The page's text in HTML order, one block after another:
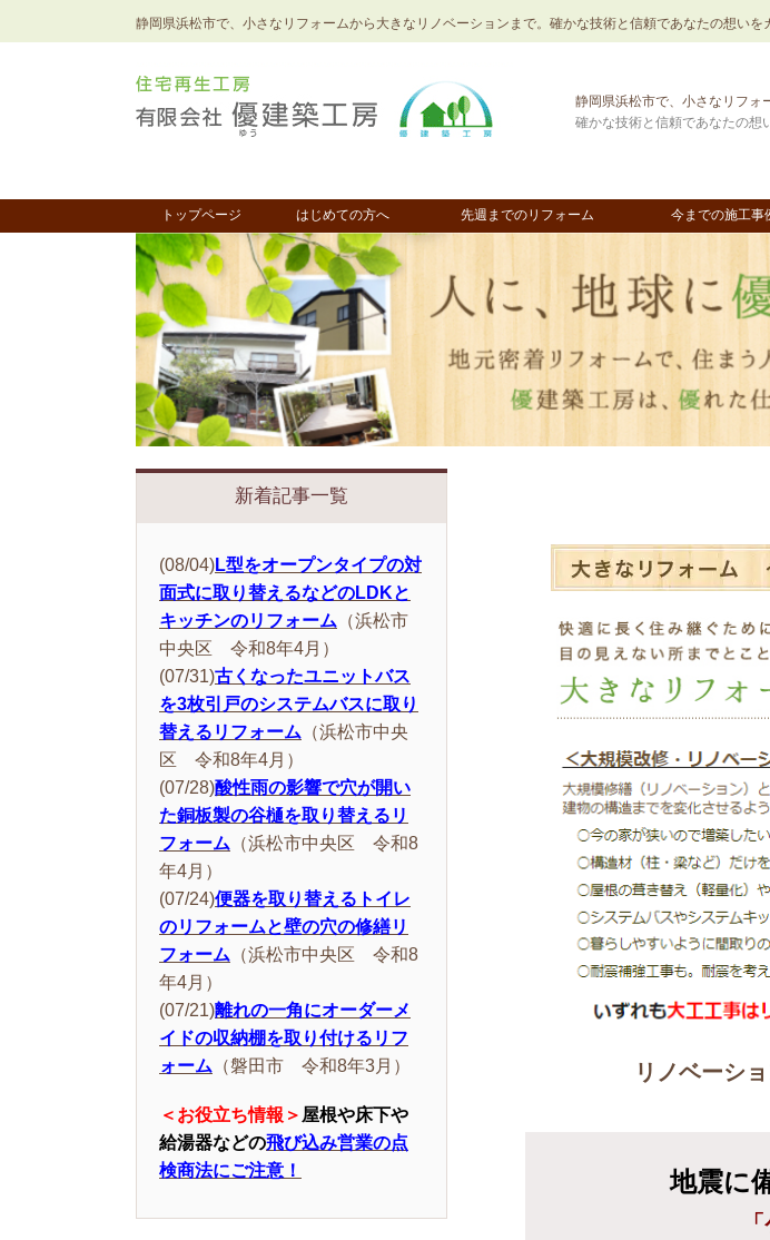
静岡県浜松市で、小さなリフォームから大きなリノベーションまで。確かな技術と信頼であなたの想いを
静岡県浜松市で、小さなリフォ
確かな技術と信頼であなたの想
トップページ はじめての方へ 先週までのリフォーム 今までの施工事
リノベーシ
地震に
新着記事一覧
(08/04)L型をオープンタイプの対
面式に取り替えるなどのLDKと
キッチンのリフォーム （浜松市
中央区 令和8年4月）
(07/31)古くなったユニットバス
を3枚引戸のシステムバスに取り
替えるリフォーム （浜松市中央
区 令和8年4月）
(07/28)酸性雨の影響で穴が開い
た銅板製の谷樋を取り替えるリ
フォーム （浜松市中央区 令和8
年4月）
(07/24)便器を取り替えるトイレ
のリフォームと壁の穴の修繕リ
フォーム （浜松市中央区 令和8
年4月）
(07/21)離れの一角にオーダーメ
イドの収納棚を取り付けるリフ
ォーム （磐田市 令和8年3月）
＜お役立ち情報＞ 屋根や床下や
給湯器などの飛び込み営業の点
検商法にご注意！